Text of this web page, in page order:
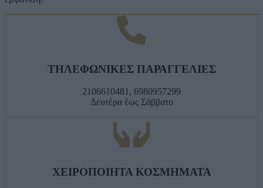
ΤΗΛΕΦΩΝΙΚΕΣ ΠΑΡΑΓΓΕΛΙΕΣ
2106610481, 6980957299
Δευτέρα έως Σάββατο
ΧΕΙΡΟΠΟΙΗΤΑ ΚΟΣΜΗΜΑΤΑ